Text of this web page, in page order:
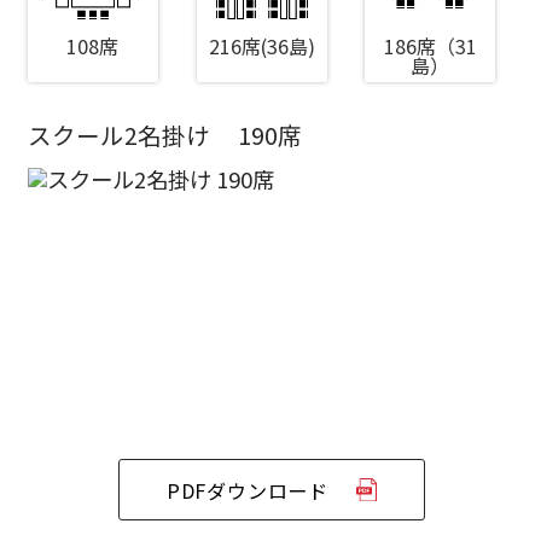
108席 216席(36島) 186席（31
島）
スクール2名掛け 190席
PDFダウンロード
ベルサール西新宿
ベルサール高田馬場
ベルサール神田
ベルサール半蔵門
ベルサール飯田橋駅前
ベルサール飯田橋ファースト
渋谷エリア
ベルサール渋谷ファースト